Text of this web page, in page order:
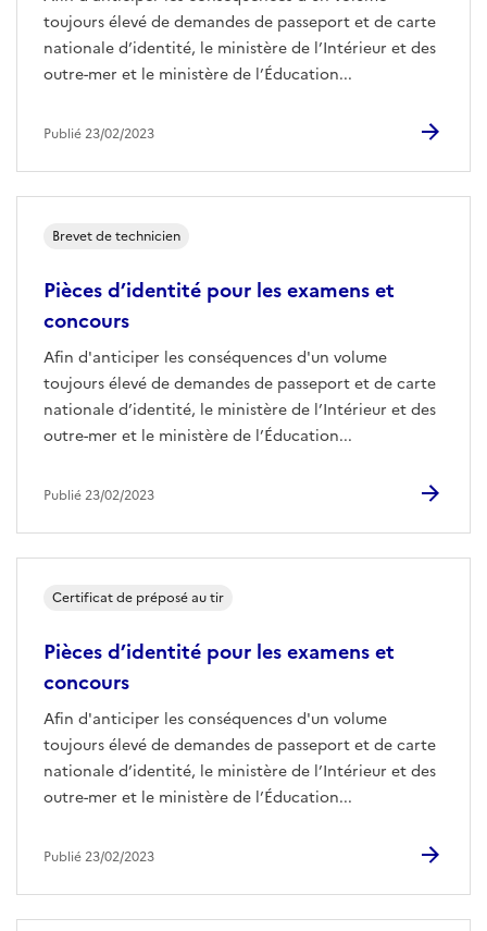
toujours élevé de demandes de passeport et de carte
nationale d’identité, le ministère de l’Intérieur et des
outre-mer et le ministère de l’Éducation...
Publié 23/02/2023
Pièces d’identité pour les examens et
concours
Afin d'anticiper les conséquences d'un volume
toujours élevé de demandes de passeport et de carte
nationale d’identité, le ministère de l’Intérieur et des
outre-mer et le ministère de l’Éducation...
Brevet de technicien
Publié 23/02/2023
Pièces d’identité pour les examens et
concours
Afin d'anticiper les conséquences d'un volume
toujours élevé de demandes de passeport et de carte
nationale d’identité, le ministère de l’Intérieur et des
outre-mer et le ministère de l’Éducation...
Certificat de préposé au tir
Publié 23/02/2023